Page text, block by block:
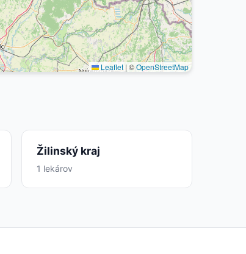
Leaflet | ©OpenStreetMap
Žilinský kraj
1 lekárov